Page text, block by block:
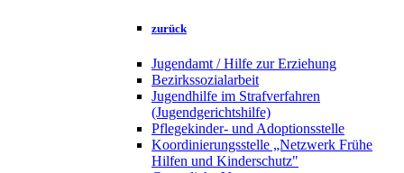
zurück
Jugendamt / Hilfe zur Erziehung
Bezirkssozialarbeit
Jugendhilfe im Strafverfahren
(Jugendgerichtshilfe)
Pflegekinder- und Adoptionsstelle
Koordinierungsstelle „Netzwerk Frühe
Hilfen und Kinderschutz"